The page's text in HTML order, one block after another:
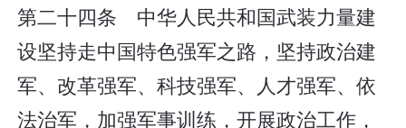
第二十四条 中华人民共和国武装力量建
设坚持走中国特色强军之路，坚持政治建
军、改革强军、科技强军、人才强军、依
法治军，加强军事训练，开展政治工作，